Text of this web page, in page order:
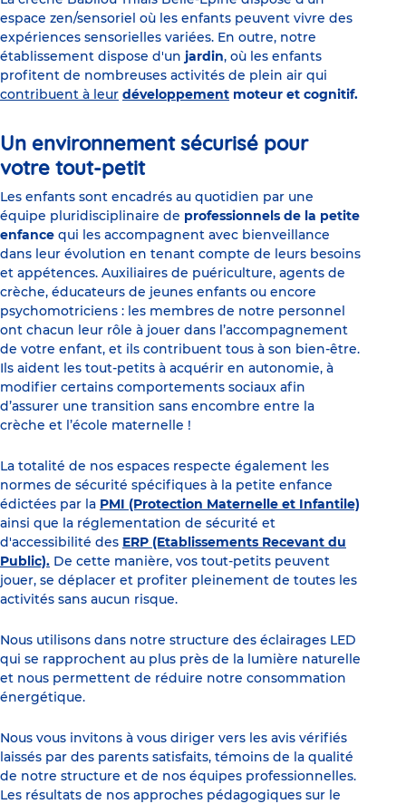
espace zen/sensoriel où les enfants peuvent vivre des
expériences sensorielles variées. En outre, notre
établissement dispose d'un jardin, où les enfants
profitent de nombreuses activités de plein air qui
contribuent à leur développement moteur et cognitif.
Un environnement sécurisé pour
votre tout-petit
Les enfants sont encadrés au quotidien par une
équipe pluridisciplinaire de professionnels de la petite
enfance qui les accompagnent avec bienveillance
dans leur évolution en tenant compte de leurs besoins
et appétences. Auxiliaires de puériculture, agents de
crèche, éducateurs de jeunes enfants ou encore
psychomotriciens : les membres de notre personnel
ont chacun leur rôle à jouer dans l’accompagnement
de votre enfant, et ils contribuent tous à son bien-être.
Ils aident les tout-petits à acquérir en autonomie, à
modifier certains comportements sociaux afin
d’assurer une transition sans encombre entre la
crèche et l’école maternelle !
La totalité de nos espaces respecte également les
normes de sécurité spécifiques à la petite enfance
édictées par la PMI (Protection Maternelle et Infantile)
ainsi que la réglementation de sécurité et
d'accessibilité des ERP (Etablissements Recevant du
Public). De cette manière, vos tout-petits peuvent
jouer, se déplacer et profiter pleinement de toutes les
activités sans aucun risque.
Nous utilisons dans notre structure des éclairages LED
qui se rapprochent au plus près de la lumière naturelle
et nous permettent de réduire notre consommation
énergétique.
Nous vous invitons à vous diriger vers les avis vérifiés
laissés par des parents satisfaits, témoins de la qualité
de notre structure et de nos équipes professionnelles.
Les résultats de nos approches pédagogiques sur le